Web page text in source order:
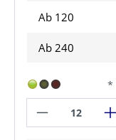
Ab 120
Ab 240
*